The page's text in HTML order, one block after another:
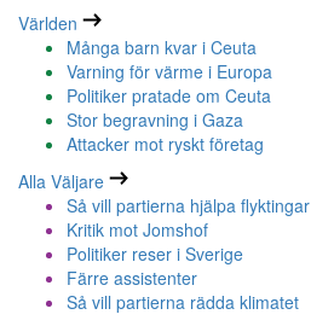
Världen
Många barn kvar i Ceuta
Varning för värme i Europa
Politiker pratade om Ceuta
Stor begravning i Gaza
Attacker mot ryskt företag
Alla Väljare
Så vill partierna hjälpa flyktingar
Kritik mot Jomshof
Politiker reser i Sverige
Färre assistenter
Så vill partierna rädda klimatet